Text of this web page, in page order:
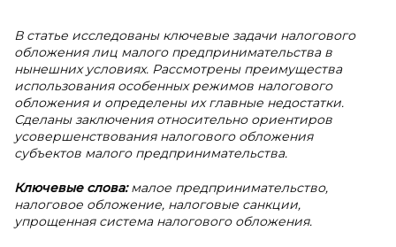
В статье исследованы ключевые задачи налогового
обложения лиц малого предпринимательства в
нынешних условиях. Рассмотрены преимущества
использования особенных режимов налогового
обложения и определены их главные недостатки.
Сделаны заключения относительно ориентиров
усовершенствования налогового обложения
субъектов малого предпринимательства.
Ключевые слова:малое предпринимательство,
налоговое обложение, налоговые санкции,
упрощенная система налогового обложения.